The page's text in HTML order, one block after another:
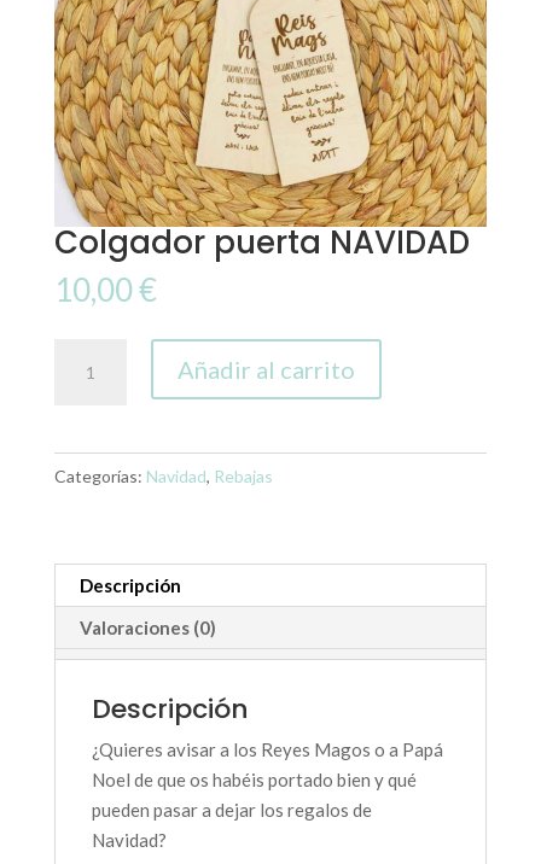
Colgador puerta NAVIDAD
10,00€
puerta
Añadir al carrito
Categorías: Navidad, Rebajas
Descripción
Valoraciones (0)
Descripción
¿Quieres avisar a los Reyes Magos o a Papá
Noel de que os habéis portado bien y qué
pueden pasar a dejar los regalos de
Navidad?